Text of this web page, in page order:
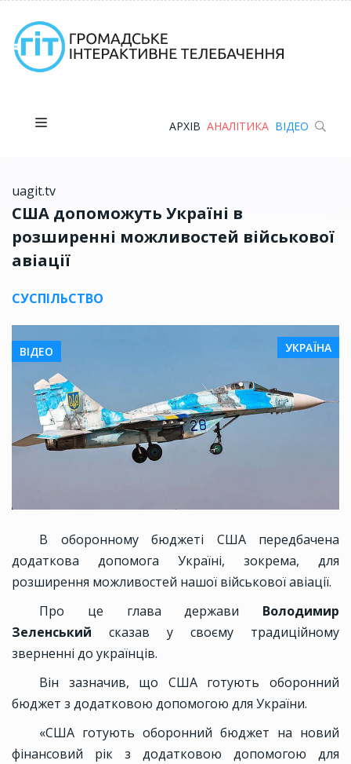
АРХІВ АНАЛІТИКА ВІДЕО
uagit.tv
США допоможуть Україні в
розширенні можливостей військової
авіації
СУСПІЛЬСТВО
ВІДЕО УКРАЇНА
В оборонному бюджеті США передбачена
додаткова допомога Україні, зокрема, для
розширення можливостей нашої військової авіації.
Про це глава держави Володимир
Зеленський сказав у своєму традиційному
зверненні до українців.
Він зазначив, що США готують оборонний
бюджет з додатковою допомогою для України.
«США готують оборонний бюджет на новий
фінансовий рік з додатковою допомогою для